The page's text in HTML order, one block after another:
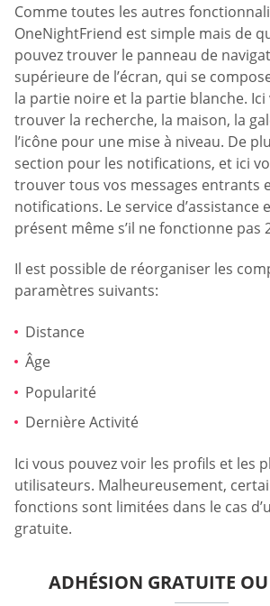
Comme toutes les autres
OneNightFriend est simple mais de
pouvez trouver le panneau de
supérieure de l’écran, qui se
la partie noire et la partie blanche. Ici
trouver la recherche, la maison, la
l’icône pour une mise à niveau. De
section pour les notifications, et ici
trouver tous vos messages entrants
notifications. Le service d’assistance
présent même s’il ne fonctionne pas
Il est possible de réorganiser les
paramètres suivants:
Distance
Âge
Popularité
Dernière Activité
Ici vous pouvez voir les profils et les
utilisateurs. Malheureusement,
fonctions sont limitées dans le cas
gratuite.
ADHÉSION GRATUITE